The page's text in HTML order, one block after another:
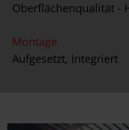
Oberflächenqualität -
Montage
Aufgesetzt, Integriert